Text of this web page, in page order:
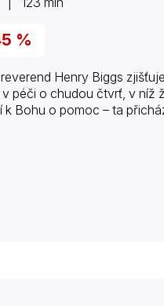
%
Henry Biggs
péči o chudou čtvrť, v níž
k Bohu o pomoc – ta